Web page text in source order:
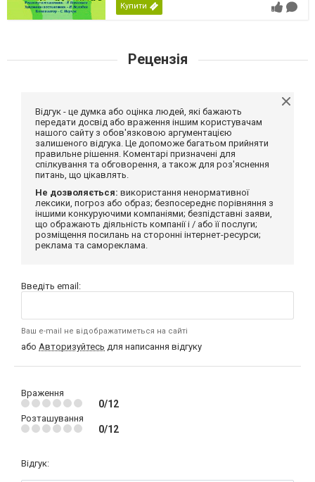
Купити
Рецензія
Відгук - це думка або оцінка людей, які бажають
передати досвід або враження іншим користувачам
нашого сайту з обов'язковою аргументацією
залишеного відгука. Це допоможе багатьом прийняти
правильне рішення. Коментарі призначені для
спілкування та обговорення, а також для роз'яснення
питань, що цікавлять.
Не дозволяється: використання ненормативної
лексики, погроз або образ; безпосереднє порівняння з
іншими конкуруючими компаніями; безпідставні заяви,
що ображають діяльність компанії і / або її послуги;
розміщення посилань на сторонні інтернет-ресурси;
реклама та самореклама.
Введіть email:
Ваш e-mail не відображатиметься на сайті
або Авторизуйтесь для написання відгуку
Враження
0/12
Розташування
0/12
Відгук: